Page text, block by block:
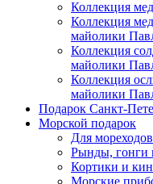
Коллекция
Коллекция
майолики
Коллекция
майолики
Коллекция
майолики
Подарок Санкт-
Морской подарок
Для мореходов
Рынды, гонги
Кортики и
Морские